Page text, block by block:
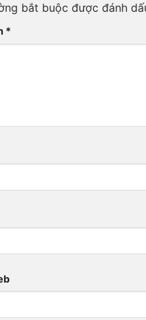
bắt buộc được đánh
*